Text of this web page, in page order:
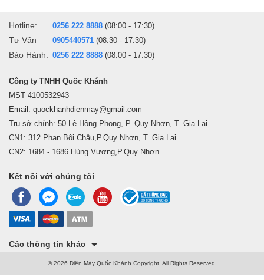
Hotline: 0256 222 8888 (08:00 - 17:30)
Tư Vấn 0905440571 (08:30 - 17:30)
Bảo Hành: 0256 222 8888 (08:00 - 17:30)
Công ty TNHH Quốc Khánh
MST 4100532943
Email: quockhanhdienmay@gmail.com
Trụ sở chính: 50 Lê Hồng Phong, P. Quy Nhơn, T. Gia Lai
CN1: 312 Phan Bội Châu,P.Quy Nhơn, T. Gia Lai
CN2: 1684 - 1686 Hùng Vương,P.Quy Nhơn
Kết nối với chúng tôi
Các thông tin khác
© 2026 Điện Máy Quốc Khánh Copyright, All Rights Reserved.